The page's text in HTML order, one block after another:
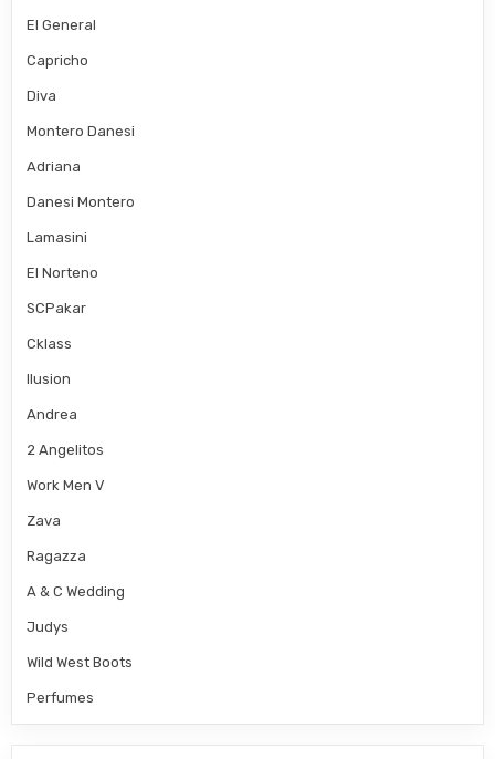
El General
Capricho
Diva
Montero Danesi
Adriana
Danesi Montero
Lamasini
El Norteno
SCPakar
Cklass
Ilusion
Andrea
2 Angelitos
Work Men V
Zava
Ragazza
A & C Wedding
Judys
Wild West Boots
Perfumes